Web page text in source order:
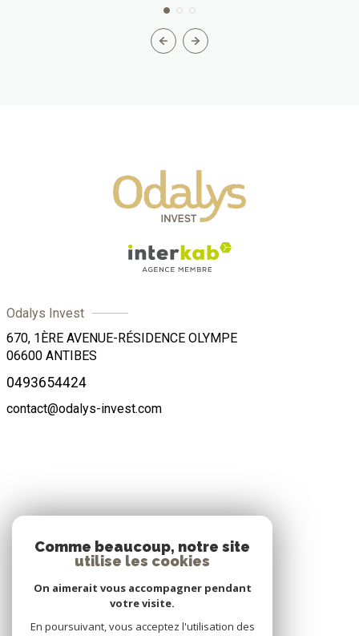
Odalys Invest
670, 1ÈRE AVENUE-RÉSIDENCE OLYMPE
06600 ANTIBES
0493654424
contact@odalys-invest.com
Nous adhérons
Comme beaucoup, notre site
utilise les cookies
On aimerait vous accompagner pendant
votre visite.
En poursuivant, vous acceptez l'utilisation des